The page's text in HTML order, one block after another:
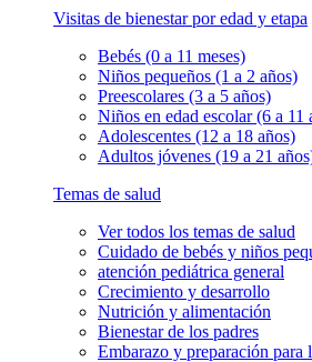
Visitas de bienestar por edad y etapa
Bebés (0 a 11 meses)
Niños pequeños (1 a 2 años)
Preescolares (3 a 5 años)
Niños en edad escolar (6 a 11
Adolescentes (12 a 18 años)
Adultos jóvenes (19 a 21
Temas de salud
Ver todos los temas de salud
Cuidado de bebés y niños
atención pediátrica general
Crecimiento y desarrollo
Nutrición y alimentación
Bienestar de los padres
Embarazo y preparación para